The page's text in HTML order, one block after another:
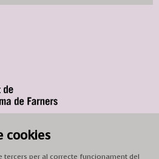
Farners
cookies
per al correcte funcionament del